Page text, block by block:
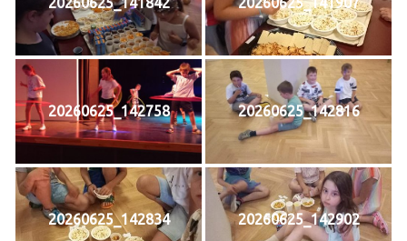
20260625_142758 20260625_142816
20260625_142834 20260625_142902